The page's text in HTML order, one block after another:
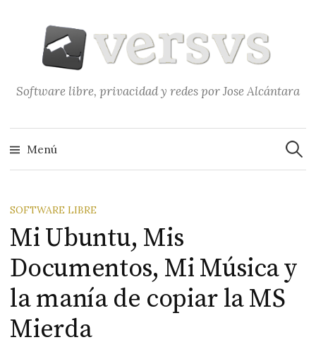
contenido
Software libre, privacidad y redes por Jose Alcántara
Menú
SOFTWARE LIBRE
Mi Ubuntu, Mis
Documentos, Mi Música y
la manía de copiar la MS
Mierda